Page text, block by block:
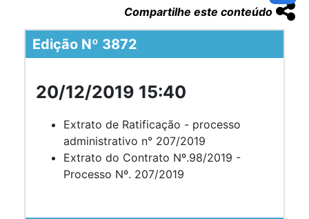
Compartilhe este conteúdo
Edição Nº 3872
20/12/2019 15:40
Extrato de Ratificação - processo
administrativo n° 207/2019
Extrato do Contrato Nº.98/2019 -
Processo Nº. 207/2019